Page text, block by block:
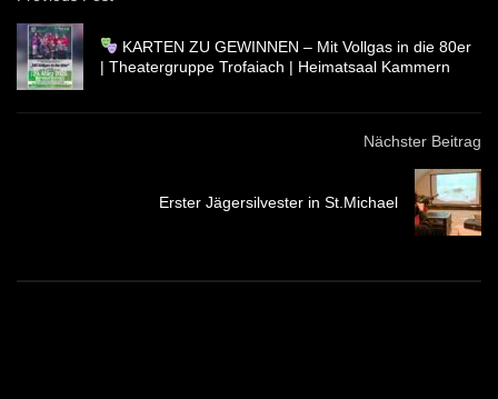
KARTEN ZU GEWINNEN – Mit Vollgas in die 80er
| Theatergruppe Trofaiach | Heimatsaal Kammern
Nächster Beitrag
Erster Jägersilvester in St.Michael